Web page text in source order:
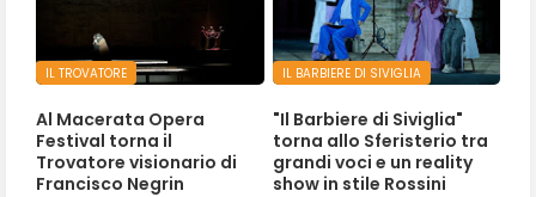
IL TROVATORE
Al Macerata Opera
Festival torna il
Trovatore visionario di
Francisco Negrin
IL BARBIERE DI SIVIGLIA
"Il Barbiere di Siviglia"
torna allo Sferisterio tra
grandi voci e un reality
show in stile Rossini